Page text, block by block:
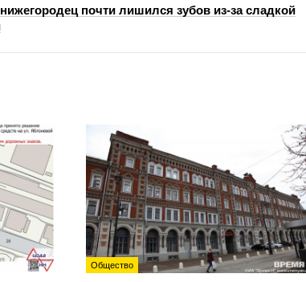
почти лишился зубов из-за сладкой
Общество